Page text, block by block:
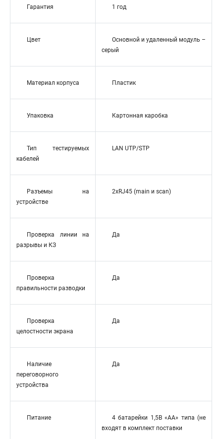
Гарантия 1 год
Цвет
Основной и удаленный модуль –
серый
Материал корпуса Пластик
Упаковка Картонная каробка
Тип тестируемых
кабелей
LAN UTP/STP
Разъемы на
устройстве
2xRJ45 (main и scan)
Проверка линии на
разрывы и КЗ
Да
Проверка
правильности разводки
Да
Проверка
целостности экрана
Да
Наличие
переговорного
устройства
Да
Питание
4 батарейки 1,5В «AA» типа (не
входят в комплект поставки